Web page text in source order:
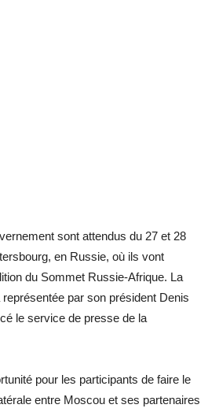
sont attendus du 27 et 28
en Russie, où ils vont
du Sommet Russie-Afrique. La
par son président Denis
le service de presse de la
pour les participants de faire le
entre Moscou et ses partenaires